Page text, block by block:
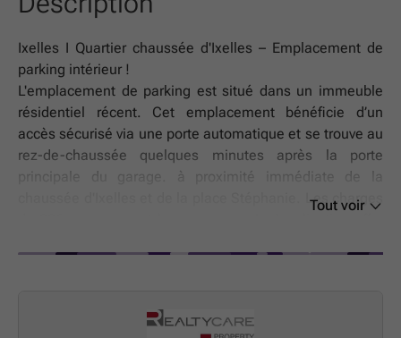
Ixelles I Quartier chaussée d'Ixelles – Emplacement de
parking intérieur !
L'emplacement de parking est situé dans un immeuble
résidentiel récent. Cet emplacement bénéficie d’un
accès sécurisé via une porte automatique et se trouve au
rez-de-chaussée quelques minutes après la porte
principale du garage. à proximité immédiate de la
chaussée d'Ixelles et de la place Stéphanie. Les charges
contractuelles. Plus d’informations sur la situation via
Tout voir